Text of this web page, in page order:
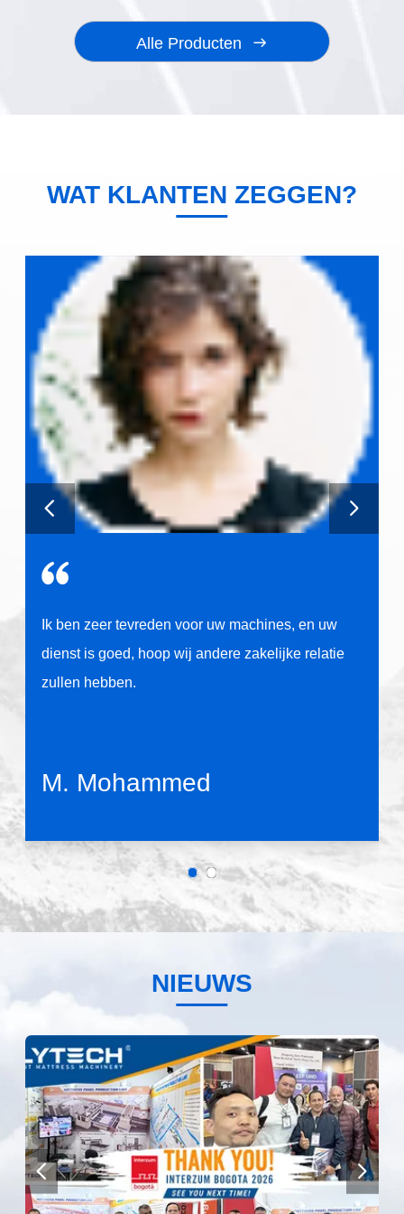
rollen
Alle Producten
WAT KLANTEN ZEGGEN?
Ik ben zeer tevreden voor uw machines, en uw
dienst is goed, hoop wij andere zakelijke relatie
zullen hebben.
M. Mohammed
NIEUWS